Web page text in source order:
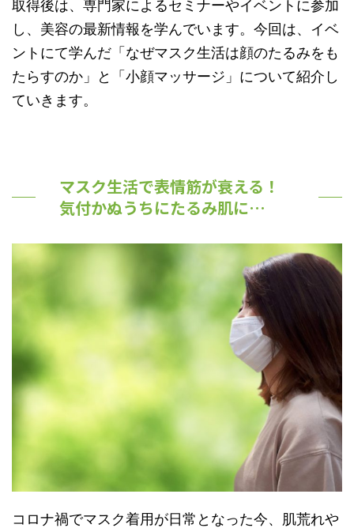
取得後は、専門家によるセミナーやイベントに参加
し、美容の最新情報を学んでいます。今回は、イベ
ントにて学んだ「なぜマスク生活は顔のたるみをも
たらすのか」と「小顔マッサージ」について紹介し
ていきます。
マスク生活で表情筋が衰える！
気付かぬうちにたるみ肌に…
コロナ禍でマスク着用が日常となった今、肌荒れや